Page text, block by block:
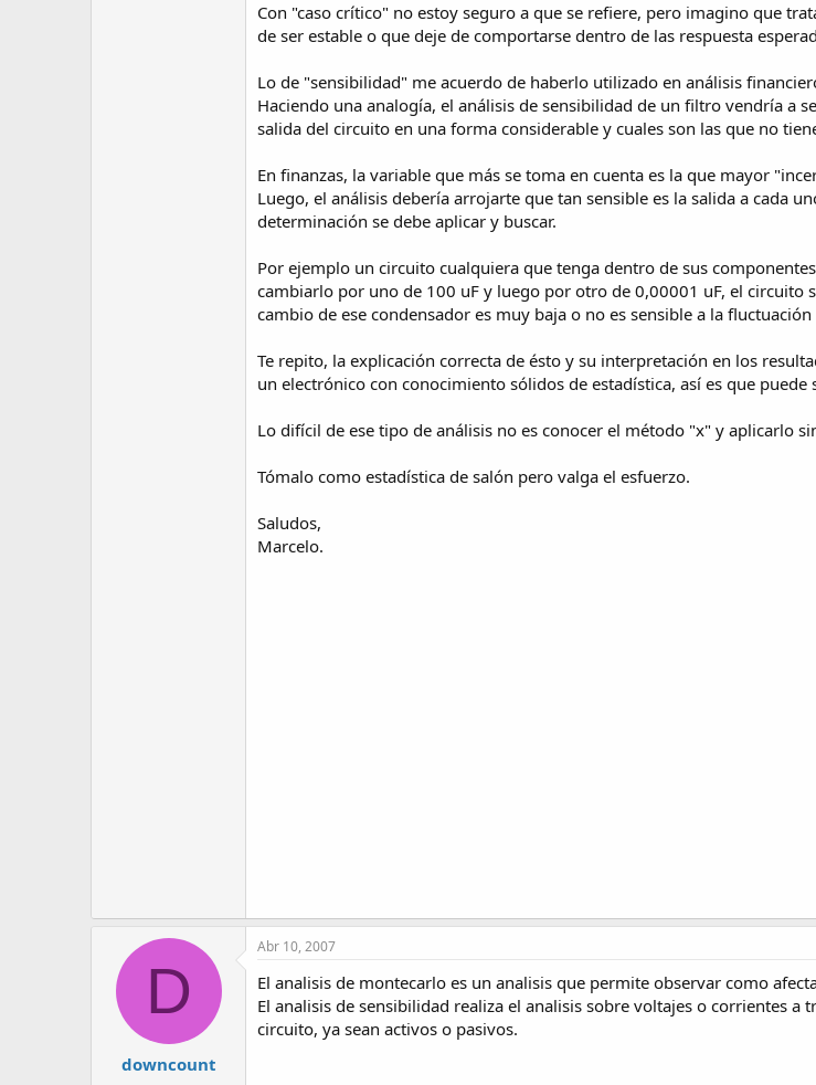
Con "caso crítico" no estoy seguro a que se refiere, pero imagino que
de ser estable o que deje de comportarse dentro de las respuesta
Lo de "sensibilidad" me acuerdo de haberlo utilizado en análisis
Haciendo una analogía, el análisis de sensibilidad de un filtro vendría a
salida del circuito en una forma considerable y cuales son las que no
En finanzas, la variable que más se toma en cuenta es la que mayor
Luego, el análisis debería arrojarte que tan sensible es la salida a cada
determinación se debe aplicar y buscar.
Por ejemplo un circuito cualquiera que tenga dentro de sus
cambiarlo por uno de 100 uF y luego por otro de 0,00001 uF, el
cambio de ese condensador es muy baja o no es sensible a la
Te repito, la explicación correcta de ésto y su interpretación en los
un electrónico con conocimiento sólidos de estadística, así es que
Lo difícil de ese tipo de análisis no es conocer el método "x" y aplicarlo
Tómalo como estadística de salón pero valga el esfuerzo.
Saludos,
Marcelo.
D
downcount
Abr 10, 2007
El analisis de montecarlo es un analisis que permite observar como
El analisis de sensibilidad realiza el analisis sobre voltajes o corrientes
circuito, ya sean activos o pasivos.